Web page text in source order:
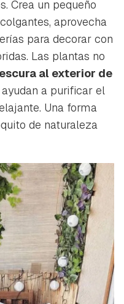
Crea un pequeño
aprovecha
para decorar con
Las plantas no
al exterior de
a purificar el
Una forma
de naturaleza